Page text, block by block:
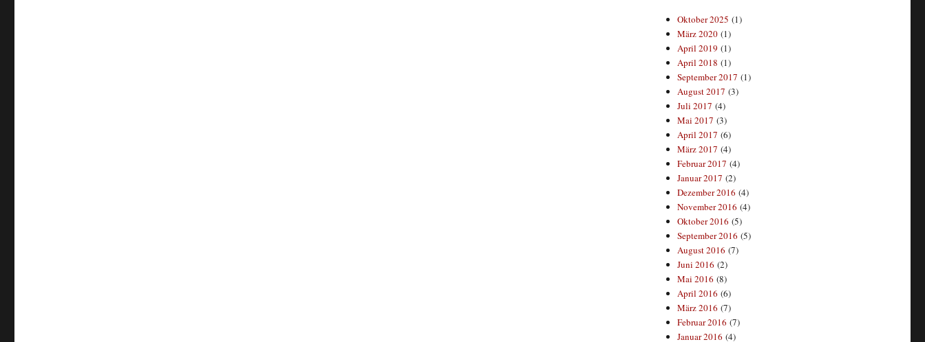
Oktober 2025 (1)
März 2020 (1)
April 2019 (1)
April 2018 (1)
September 2017 (1)
August 2017 (3)
Juli 2017 (4)
Mai 2017 (3)
April 2017 (6)
März 2017 (4)
Februar 2017 (4)
Januar 2017 (2)
Dezember 2016 (4)
November 2016 (4)
Oktober 2016 (5)
September 2016 (5)
August 2016 (7)
Juni 2016 (2)
Mai 2016 (8)
April 2016 (6)
März 2016 (7)
Februar 2016 (7)
Januar 2016 (4)